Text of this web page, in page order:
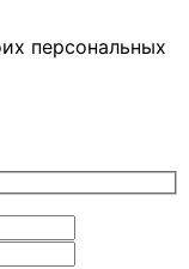
персональных